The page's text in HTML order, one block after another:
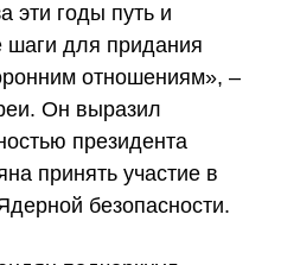
эти годы путь и
шаги для придания
отношениям», –
Он выразил
президента
принять участие в
безопасности.